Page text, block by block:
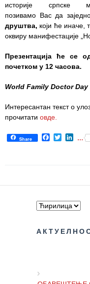
историје српске
позивамо Вас да
друштва, који ће иначе,
оквиру манифестације
Презентација ће се
почетком у 12 часова.
World Family Doctor Day
Интересантан текст о
прочитати овде.
Share Facebook
Twitter
...
ОБАВЕШТЕЊЕ
Огласи и
Конкурси
– Архива
ПАЦИЈЕНТЕ
ЗАКАЗИВАЊЕ
ПРЕГЛЕДА
Показатељи
Акредитација